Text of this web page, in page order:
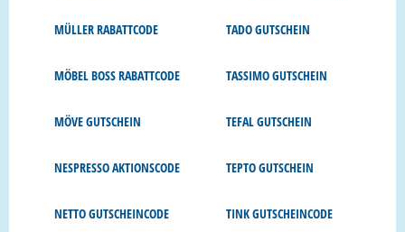
MÜLLER RABATTCODE
MÖBEL BOSS RABATTCODE
MÖVE GUTSCHEIN
NESPRESSO AKTIONSCODE
NETTO GUTSCHEINCODE
TADO GUTSCHEIN
TASSIMO GUTSCHEIN
TEFAL GUTSCHEIN
TEPTO GUTSCHEIN
TINK GUTSCHEINCODE